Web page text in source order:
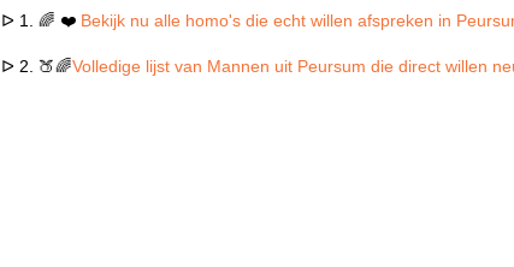
ᐅ 1. 🌈 ❤️ Bekijk nu alle homo's die echt willen afspreken in
ᐅ 2. 🍑🌈Volledige lijst van Mannen uit Peursum die direct willen